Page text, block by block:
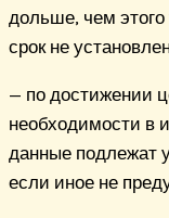
дольше, чем
срок не
— по достижении
необходимости в
данные подлежат
если иное не